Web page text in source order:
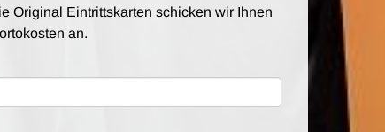
Original Eintrittskarten schicken wir Ihnen
an.